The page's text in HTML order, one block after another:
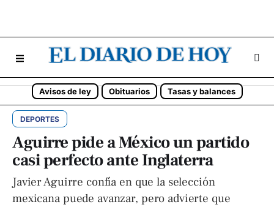
Avisos de ley Obituarios Tasas y balances
DEPORTES
Aguirre pide a México un partido
casi perfecto ante Inglaterra
Javier Aguirre confía en que la selección
mexicana puede avanzar, pero advierte que